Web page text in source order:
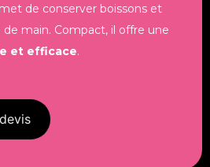
de conserver boissons et
main. Compact, il offre une
et efficace.